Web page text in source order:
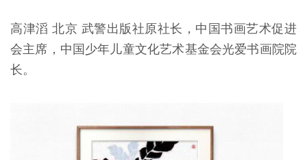
高津滔 北京 武警出版社原社长，中国书画艺术促进
会主席，中国少年儿童文化艺术基金会光爱书画院院
长。